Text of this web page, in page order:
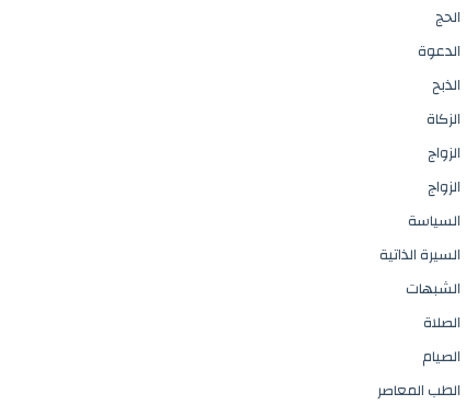
الحج
الدعوة
الذبح
الزكاة
الزواج
الزواج
السياسة
السيرة الذاتية
الشبهات
الصلاة
الصيام
الطب المعاصر